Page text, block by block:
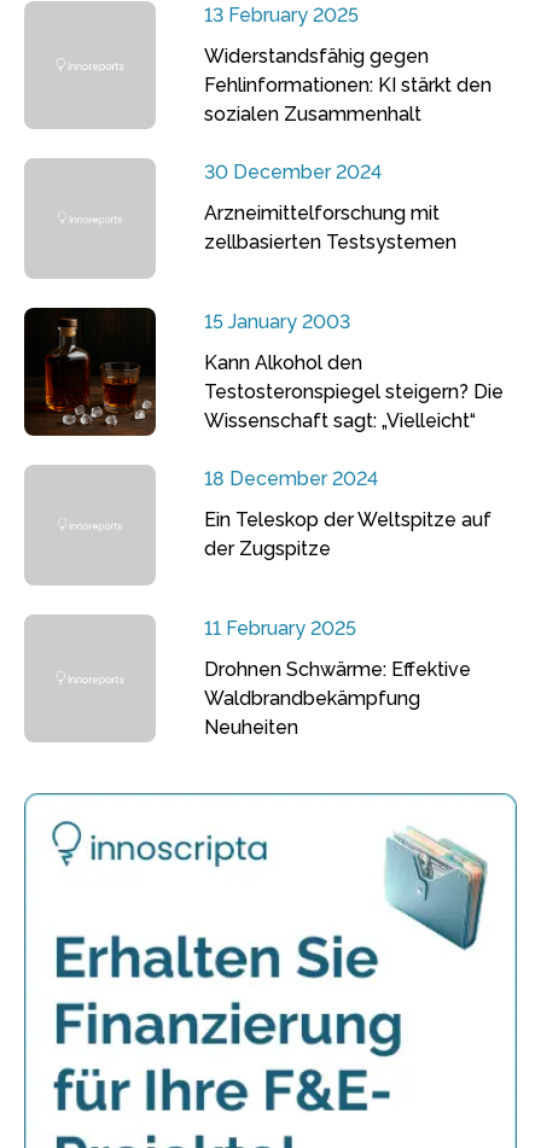
13 February 2025
Widerstandsfähig gegen
Fehlinformationen: KI stärkt den
sozialen Zusammenhalt
30 December 2024
Arzneimittelforschung mit
zellbasierten Testsystemen
15 January 2003
Kann Alkohol den
Testosteronspiegel steigern? Die
Wissenschaft sagt: „Vielleicht“
18 December 2024
Ein Teleskop der Weltspitze auf
der Zugspitze
11 February 2025
Drohnen Schwärme: Effektive
Waldbrandbekämpfung
Neuheiten